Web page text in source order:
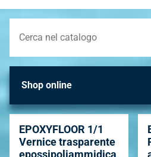
Shop online
ULTIMI PEZZI
EPOXYFLOOR 1/1
Vernice trasparente
epossipoliammidica